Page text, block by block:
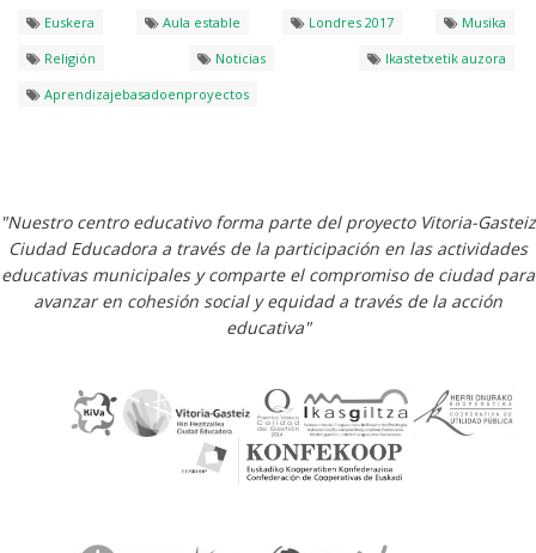
Euskera
Aula estable Londres 2017
Musika
Religión
Noticias
Ikastetxetik auzora
Aprendizajebasadoenproyectos
"Nuestro centro educativo forma parte del proyecto Vitoria-Gasteiz
Ciudad Educadora a través de la participación en las actividades
educativas municipales y comparte el compromiso de ciudad para
avanzar en cohesión social y equidad a través de la acción
educativa"